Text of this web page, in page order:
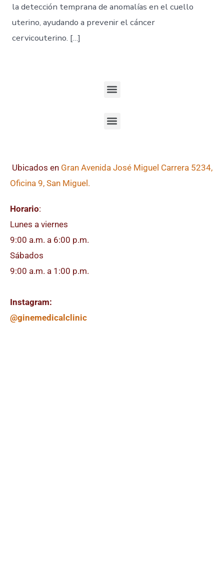
la detección temprana de anomalías en el cuello
uterino, ayudando a prevenir el cáncer
cervicouterino. […]
Ubicados en Gran Avenida José Miguel Carrera 5234,
Oficina 9, San Miguel.
Horario:
Lunes a viernes
9:00 a.m. a 6:00 p.m.
Sábados
9:00 a.m. a 1:00 p.m.
Instagram:
@ginemedicalclinic